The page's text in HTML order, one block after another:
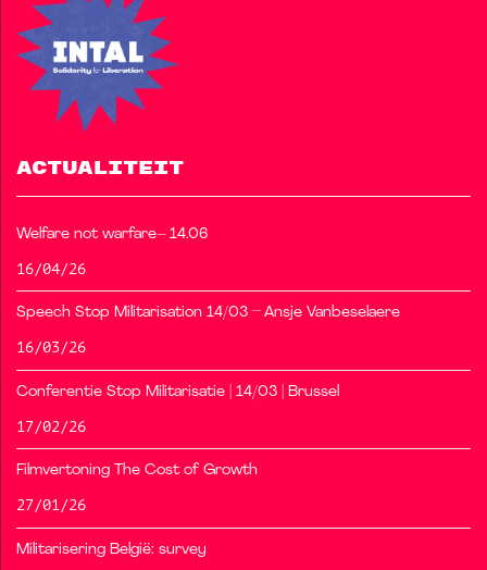
ACTUALITEIT
Welfare not warfare– 14.06
16/04/26
Speech Stop Militarisation 14/03 – Ansje Vanbeselaere
16/03/26
Conferentie Stop Militarisatie | 14/03 | Brussel
17/02/26
Filmvertoning The Cost of Growth
27/01/26
Militarisering België: survey